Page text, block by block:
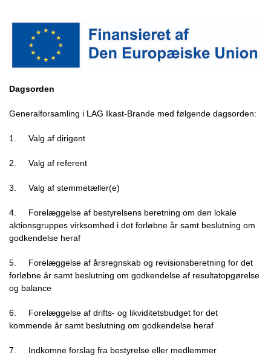
Dagsorden
Generalforsamling i LAG Ikast-Brande med følgende dagsorden:
1. Valg af dirigent
2. Valg af referent
3. Valg af stemmetæller(e)
4. Forelæggelse af bestyrelsens beretning om den lokale
aktionsgruppes virksomhed i det forløbne år samt beslutning om
godkendelse heraf
5. Forelæggelse af årsregnskab og revisionsberetning for det
forløbne år samt beslutning om godkendelse af resultatopgørelse
og balance
6. Forelæggelse af drifts- og likviditetsbudget for det
kommende år samt beslutning om godkendelse heraf
7. Indkomne forslag fra bestyrelse eller medlemmer